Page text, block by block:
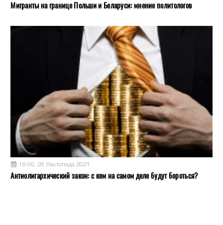
Мигранты на границе Польши и Беларуси: мнение политологов
19:00, 26 Листопада 2021
Антиолигархический закон: с кем на самом деле будут бороться?